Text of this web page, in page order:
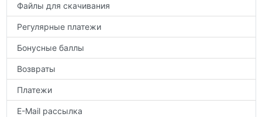
Файлы для скачивания
Регулярные платежи
Бонусные баллы
Возвраты
Платежи
E-Mail рассылка